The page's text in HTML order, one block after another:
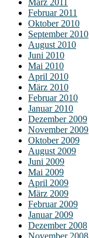
März 2011
Februar 2011
Oktober 2010
September 2010
August 2010
Juni 2010
Mai 2010
April 2010
März 2010
Februar 2010
Januar 2010
Dezember 2009
November 2009
Oktober 2009
August 2009
Juni 2009
Mai 2009
April 2009
März 2009
Februar 2009
Januar 2009
Dezember 2008
November 2008